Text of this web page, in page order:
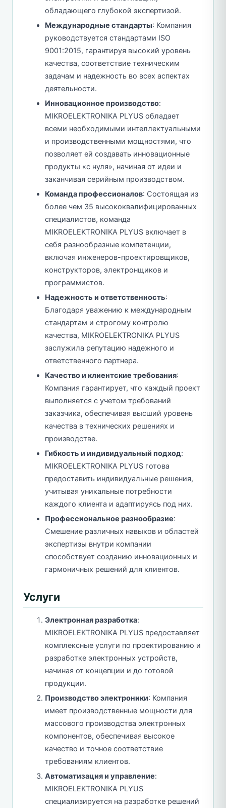
обладающего глубокой экспертизой.
Международные стандарты: Компания
руководствуется стандартами ISO
9001:2015, гарантируя высокий уровень
качества, соответствие техническим
задачам и надежность во всех аспектах
деятельности.
Инновационное производство:
MIKROELEKTRONIKA PLYUS обладает
всеми необходимыми интеллектуальными
и производственными мощностями, что
позволяет ей создавать инновационные
продукты «с нуля», начиная от идеи и
заканчивая серийным производством.
Команда профессионалов: Состоящая из
более чем 35 высококвалифицированных
специалистов, команда
MIKROELEKTRONIKA PLYUS включает в
себя разнообразные компетенции,
включая инженеров-проектировщиков,
конструкторов, электронщиков и
программистов.
Надежность и ответственность:
Благодаря уважению к международным
стандартам и строгому контролю
качества, MIKROELEKTRONIKA PLYUS
заслужила репутацию надежного и
ответственного партнера.
Качество и клиентские требования:
Компания гарантирует, что каждый проект
выполняется с учетом требований
заказчика, обеспечивая высший уровень
качества в технических решениях и
производстве.
Гибкость и индивидуальный подход:
MIKROELEKTRONIKA PLYUS готова
предоставить индивидуальные решения,
учитывая уникальные потребности
каждого клиента и адаптируясь под них.
Профессиональное разнообразие:
Смешение различных навыков и областей
экспертизы внутри компании
способствует созданию инновационных и
гармоничных решений для клиентов.
Услуги
Электронная разработка:
MIKROELEKTRONIKA PLYUS предоставляет
комплексные услуги по проектированию и
разработке электронных устройств,
начиная от концепции и до готовой
продукции.
Производство электроники: Компания
имеет производственные мощности для
массового производства электронных
компонентов, обеспечивая высокое
качество и точное соответствие
требованиям клиентов.
Автоматизация и управление:
MIKROELEKTRONIKA PLYUS
специализируется на разработке решений